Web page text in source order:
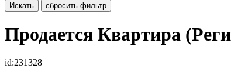
Искать сбросить фильтр
Продается Квартира
id:231328